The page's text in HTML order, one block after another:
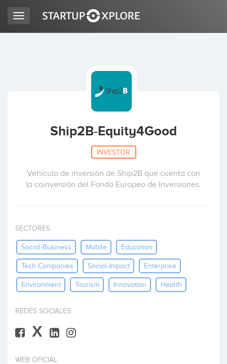
Toggle
navigation
Ship2B-Equity4Good
INVESTOR
Vehículo de inversión de Ship2B que cuenta con
la coinversión del Fondo Europeo de Inversiones.
SECTORES
Social-Business Mobile Education
Tech Companies Social-Impact Enterprise
Environment Tourism Innovation Health
REDES SOCIALES
X
WEB OFICIAL